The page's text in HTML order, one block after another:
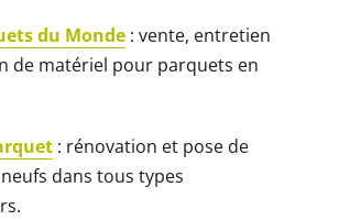
du Monde: vente, entretien
de matériel pour parquets en
: rénovation et pose de
dans tous types